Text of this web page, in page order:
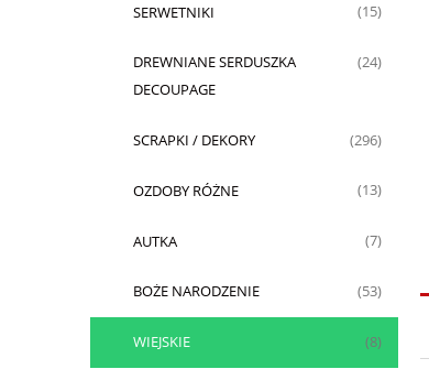
SERWETNIKI (15)
DREWNIANE SERDUSZKA
DECOUPAGE
(24)
SCRAPKI / DEKORY (296)
OZDOBY RÓŻNE (13)
AUTKA (7)
BOŻE NARODZENIE (53)
WIEJSKIE (8)